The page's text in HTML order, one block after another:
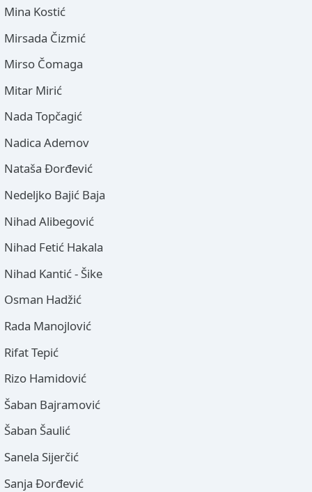
Mina Kostić
Mirsada Čizmić
Mirso Čomaga
Mitar Mirić
Nada Topčagić
Nadica Ademov
Nataša Đorđević
Nedeljko Bajić Baja
Nihad Alibegović
Nihad Fetić Hakala
Nihad Kantić - Šike
Osman Hadžić
Rada Manojlović
Rifat Tepić
Rizo Hamidović
Šaban Bajramović
Šaban Šaulić
Sanela Sijerčić
Sanja Đorđević